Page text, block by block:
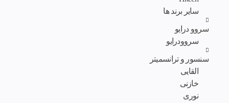
سایر برند ها
سروو درایو
سروودرایو
سنسور و ترانسمیتر
القایی
خازنی
نوری